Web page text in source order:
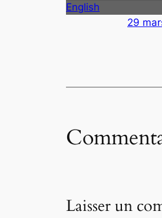
English
29
Laisser un